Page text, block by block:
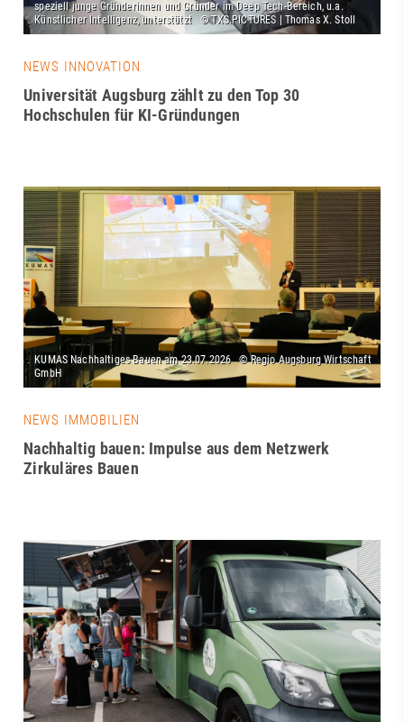
NEWS INNOVATION
Universität Augsburg zählt zu den Top 30
Hochschulen für KI-Gründungen
NEWS IMMOBILIEN
Nachhaltig bauen: Impulse aus dem Netzwerk
Zirkuläres Bauen